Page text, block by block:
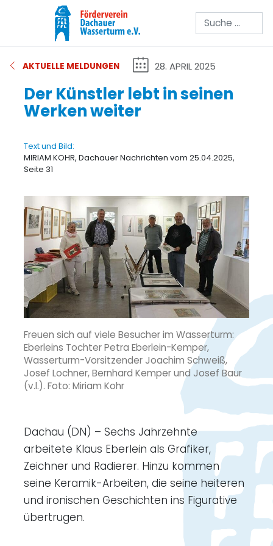
Suchen
AKTUELLE MELDUNGEN 28. APRIL 2025
Der Künstler lebt in seinen
Werken weiter
Text und Bild:
MIRIAM KOHR, Dachauer Nachrichten vom 25.04.2025,
Seite 31
Freuen sich auf viele Besucher im Wasserturm:
Eberleins Tochter Petra Eberlein-Kemper,
Wasserturm-Vorsitzender Joachim Schweiß,
Josef Lochner, Bernhard Kemper und Josef Baur
(v.l.). Foto: Miriam Kohr
Dachau (DN) – Sechs Jahrzehnte
arbeitete Klaus Eberlein als Grafiker,
Zeichner und Radierer. Hinzu kommen
seine Keramik-Arbeiten, die seine heiteren
und ironischen Geschichten ins Figurative
übertrugen.